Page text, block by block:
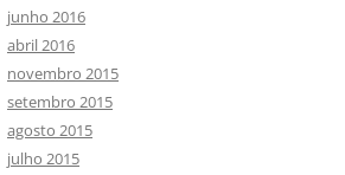
junho 2016
abril 2016
novembro 2015
setembro 2015
agosto 2015
julho 2015